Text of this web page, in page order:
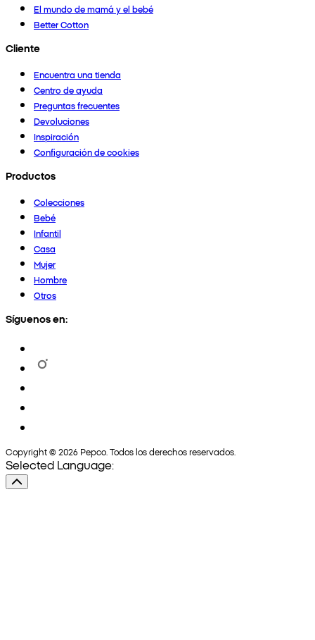
El mundo de mamá y el bebé
Better Cotton
Cliente
Encuentra una tienda
Centro de ayuda
Preguntas frecuentes
Devoluciones
Inspiración
Configuración de cookies
Productos
Colecciones
Bebé
Infantil
Casa
Mujer
Hombre
Otros
Síguenos en:
Copyright © 2026 Pepco. Todos los derechos reservados.
Selected Language: